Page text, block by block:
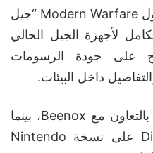
تقنيًا ومن خلال ما رأينا، هذه أول Modern Warfare “جيل
لأجهزة الجيل الحالي
على جودة الرسومات
داخل البيئات.
نسخة منصة الحاسب طُورت بالتعاون مع Beenox، بينما
يعمل فريق Digital Legends على نسخة Nintendo